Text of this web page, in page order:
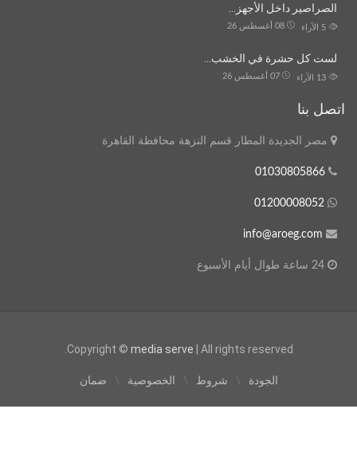
الصراصير داخل الأجهز…
08 أغسطس 26 الآراء
لست كل حشرة في الخشب…
07 أغسطس 26 الآراء
اتصل بنا
مصر الجديدة المطار قسم النزهة محافظة القاهرة
01030805866
01200008052
info@aroeg.com
Copyright © media serve | All rights reserved.
الجودة شروط الخصوصية ضمان